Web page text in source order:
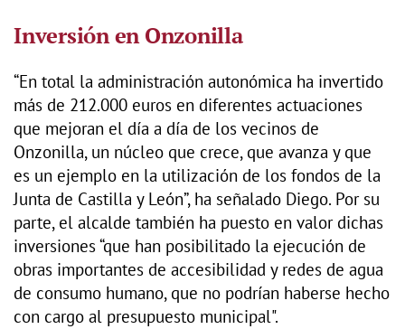
Inversión en Onzonilla
“En total la administración autonómica ha invertido
más de 212.000 euros en diferentes actuaciones
que mejoran el día a día de los vecinos de
Onzonilla, un núcleo que crece, que avanza y que
es un ejemplo en la utilización de los fondos de la
Junta de Castilla y León”, ha señalado Diego. Por su
parte, el alcalde también ha puesto en valor dichas
inversiones “que han posibilitado la ejecución de
obras importantes de accesibilidad y redes de agua
de consumo humano, que no podrían haberse hecho
con cargo al presupuesto municipal".